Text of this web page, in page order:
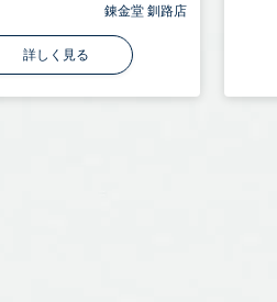
錬金堂 釧路店
詳しく見る